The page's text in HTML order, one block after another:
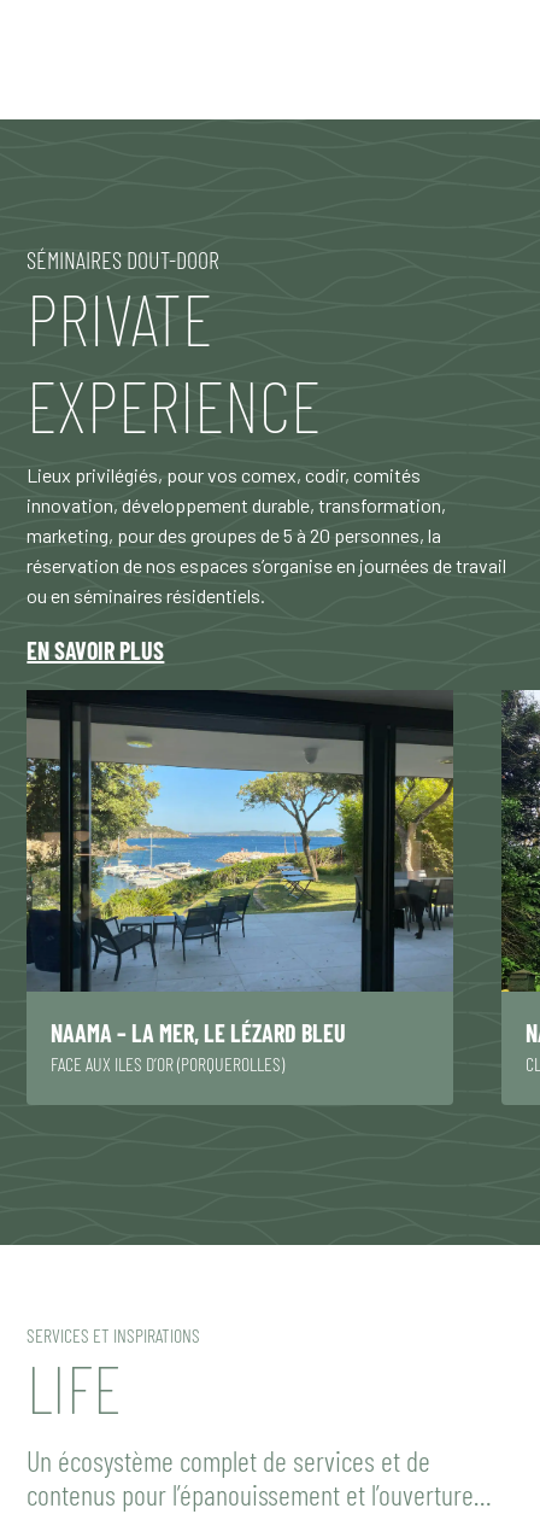
SÉMINAIRES DOUT-DOOR
PRIVATE
EXPERIENCE
Lieux privilégiés, pour vos comex, codir, comités
innovation, développement durable, transformation,
marketing, pour des groupes de 5 à 20 personnes, la
réservation de nos espaces s’organise en journées de travail
ou en séminaires résidentiels.
EN SAVOIR PLUS
NAAMA – LA MER, LE LÉZARD BLEU
FACE AUX ILES D’OR (PORQUEROLLES)
SERVICES ET INSPIRATIONS
LIFE
Un écosystème complet de services et de
contenus pour l’épanouissement et l’ouverture…